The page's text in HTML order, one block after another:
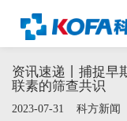
资讯速递丨捕捉
联素的筛查共识
2023-07-31 科方新闻